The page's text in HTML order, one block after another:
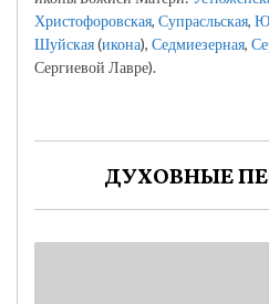
Христофоровская, Супрасльская,
Шуйская(икона), Седмиезерная,
Сергиевой Лавре).
ДУХОВНЫЕ